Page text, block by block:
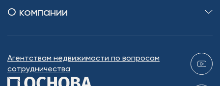
О компании
Агентствам недвижимости по вопросам
сотрудничества